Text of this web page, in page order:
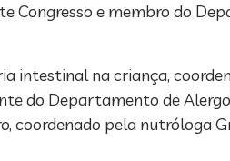
Congresso e membro do
intestinal na criança,
do Departamento de
pela nutróloga